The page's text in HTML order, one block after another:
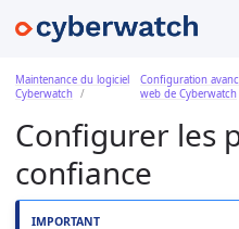
Maintenance du logiciel
Cyberwatch
Configuration
web de Cyberwatch
Configurer les
confiance